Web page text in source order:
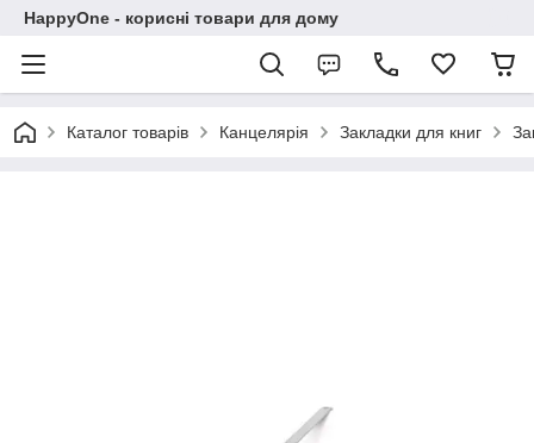
HappyOne - корисні товари для дому
Каталог товарів Канцелярія Закладки для книг